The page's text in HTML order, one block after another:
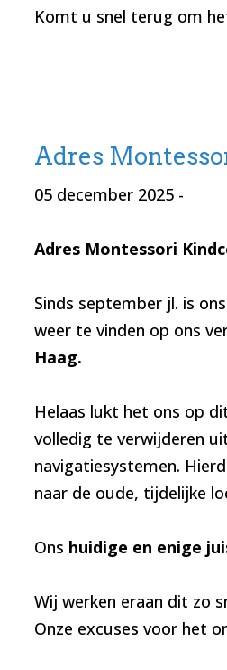
Komt u snel terug om
Adres
05 december 2025-
Adres Montessori
Sinds september jl. is
weer te vinden op ons
Haag.
Helaas lukt het ons op
volledig te verwijderen
navigatiesystemen.
naar de oude, tijdelijke
Ons huidige en enige
Wij werken eraan dit zo
Onze excuses voor het